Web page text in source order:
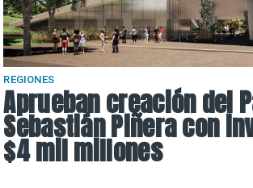
REGIONES
Aprueban creación del
Sebastián Piñera con
$4 mil millones